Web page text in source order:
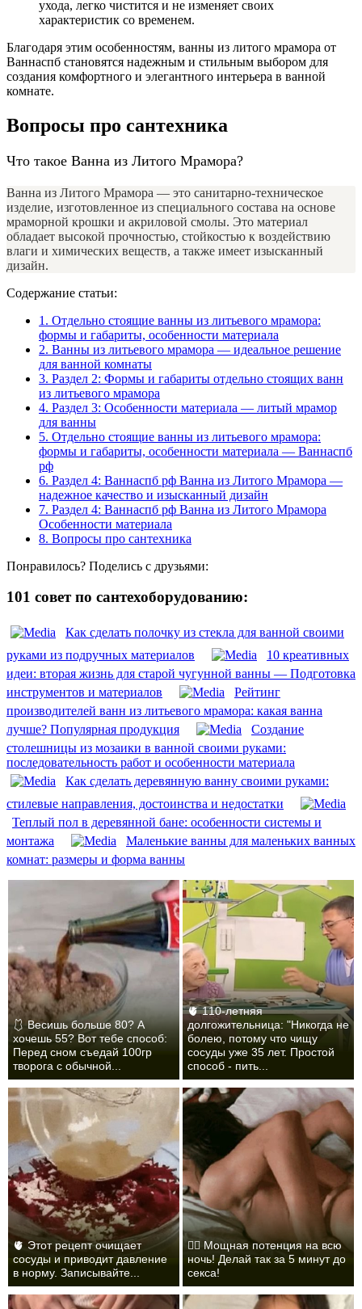
ухода, легко чистится и не изменяет своих
характеристик со временем.
Благодаря этим особенностям, ванны из литого мрамора от
Ваннаспб становятся надежным и стильным выбором для
создания комфортного и элегантного интерьера в ванной
комнате.
Вопросы про сантехника
Что такое Ванна из Литого Мрамора?
Ванна из Литого Мрамора — это санитарно-техническое
изделие, изготовленное из специального состава на основе
мраморной крошки и акриловой смолы. Это материал
обладает высокой прочностью, стойкостью к воздействию
влаги и химических веществ, а также имеет изысканный
дизайн.
Содержание статьи:
1. Отдельно стоящие ванны из литьевого мрамора:
формы и габариты, особенности материала
2. Ванны из литьевого мрамора — идеальное решение
для ванной комнаты
3. Раздел 2: Формы и габариты отдельно стоящих ванн
из литьевого мрамора
4. Раздел 3: Особенности материала — литый мрамор
для ванны
5. Отдельно стоящие ванны из литьевого мрамора:
формы и габариты, особенности материала — Ваннаспб
рф
6. Раздел 4: Ваннаспб рф Ванна из Литого Мрамора —
надежное качество и изысканный дизайн
7. Раздел 4: Ваннаспб рф Ванна из Литого Мрамора
Особенности материала
8. Вопросы про сантехника
Понравилось? Поделись с друзьями:
101 совет по сантехоборудованию:
Как сделать полочку из стекла для ванной своими
руками из подручных материалов
10 креативных
идеи: вторая жизнь для старой чугунной ванны — Подготовка
инструментов и материалов
Рейтинг
производителей ванн из литьевого мрамора: какая ванна
лучше? Популярная продукция
Создание
столешницы из мозаики в ванной своими руками:
последовательность работ и особенности материала
Как сделать деревянную ванну своими руками:
стилевые направления, достоинства и недостатки
Теплый пол в деревянной бане: особенности системы и
монтажа
Маленькие ванны для маленьких ванных
комнат: размеры и форма ванны
🩱 Весишь больше 80? А
хочешь 55? Вот тебе способ:
Перед сном съедай 100гр
творога с обычной...
🫀 110-летняя
долгожительница: "Никогда не
болею, потому что чищу
сосуды уже 35 лет. Простой
способ - пить...
🫀 Этот рецепт очищает
сосуды и приводит давление
в норму. Записывайте...
❤️‍🔥 Мощная потенция на всю
ночь! Делай так за 5 минут до
секса!